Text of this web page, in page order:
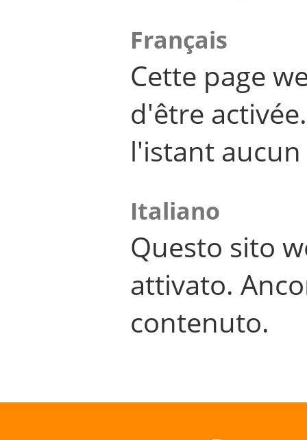
Français
Cette page
d'être
l'istant
Italiano
Questo sito
attivato.
contenuto.